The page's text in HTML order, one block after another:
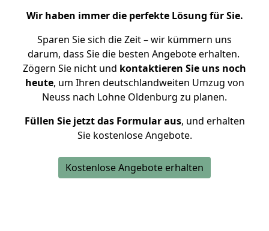
Wir haben immer die perfekte Lösung für Sie.
Sparen Sie sich die Zeit – wir kümmern uns
darum, dass Sie die besten Angebote erhalten.
Zögern Sie nicht und kontaktieren Sie uns noch
heute, um Ihren deutschlandweiten Umzug von
Neuss nach Lohne Oldenburg zu planen.
Füllen Sie jetzt das Formular aus, und erhalten
Sie kostenlose Angebote.
Kostenlose Angebote erhalten